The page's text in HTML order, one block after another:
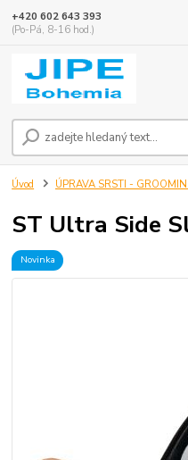
+420 602 643 393
(Po-Pá, 8-16 hod.)
Úvod ÚPRAVA SRSTI -
ST Ultra Side
Novinka